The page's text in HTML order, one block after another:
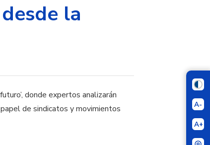
A-
A+
la
donde expertos analizarán
de sindicatos y movimientos